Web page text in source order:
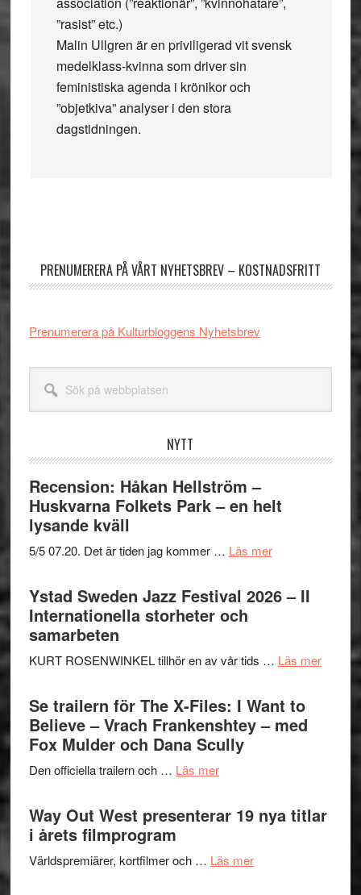
”rasist” etc.)
Malin Ullgren är en priviligerad vit svensk
medelklass-kvinna som driver sin
feministiska agenda i krönikor och
”objetkiva” analyser i den stora
dagstidningen.
PRENUMERERA PÅ VÅRT NYHETSBREV – KOSTNADSFRITT
Prenumerera på Kulturbloggens Nyhetsbrev
webbplatsen
NYTT
Recension: Håkan Hellström –
Huskvarna Folkets Park – en helt
lysande kväll
5/5 07.20. Det är tiden jag kommer … Läs merom
Håkan
Hellström
Folkets
–
en
Ystad Sweden Jazz Festival 2026 – II
Internationella storheter och
samarbeten
KURT ROSENWINKEL tillhör en av vår tids … Läs merom
Festival
Se trailern för The X-Files: I Want to
Believe – Vrach Frankenshtey – med
Fox Mulder och Dana Scully
Den officiella trailern och … Läs merom
trailern
för
X-
Way Out West presenterar 19 nya titlar
i årets filmprogram
Världspremiärer, kortfilmer och … Läs merom